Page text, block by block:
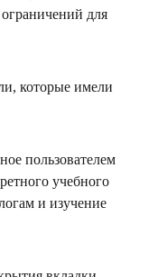
для
которые имели
пользователем
учебного
и изучение